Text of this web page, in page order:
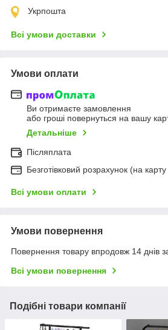
Укрпошта
Всі умови доставки
Умови оплати
Ви отримаєте замовлення
або гроші повернуться на вашу
Детальніше
Післяплата
Безготівковий розрахунок (на
Всі умови оплати
Умови повернення
Повернення товару впродовж 14 днів
Всі умови повернення
Подібні товари компанії